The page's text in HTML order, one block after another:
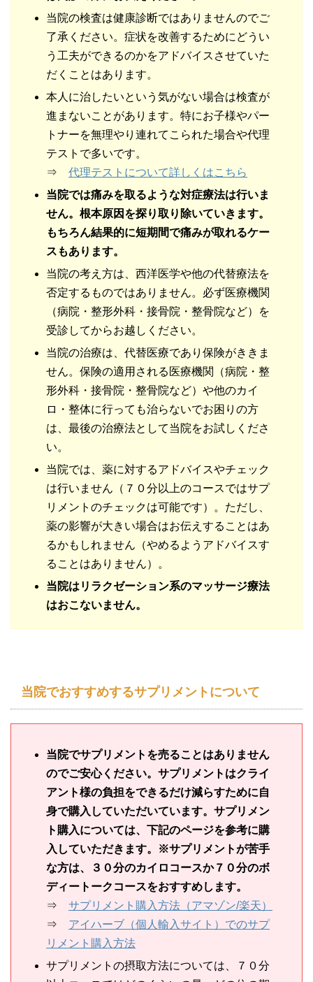
当院の検査は健康診断ではありませんのでご
了承ください。症状を改善するためにどうい
う工夫ができるのかをアドバイスさせていた
だくことはあります。
本人に治したいという気がない場合は検査が
進まないことがあります。特にお子様やパー
トナーを無理やり連れてこられた場合や代理
テストで多いです。
⇒ 代理テストについて詳しくはこちら
当院では痛みを取るような対症療法は行いま
せん。根本原因を探り取り除いていきます。
もちろん結果的に短期間で痛みが取れるケー
スもあります。
当院の考え方は、西洋医学や他の代替療法を
否定するものではありません。必ず医療機関
（病院・整形外科・接骨院・整骨院など）を
受診してからお越しください。
当院の治療は、代替医療であり保険がききま
せん。保険の適用される医療機関（病院・整
形外科・接骨院・整骨院など）や他のカイ
ロ・整体に行っても治らないでお困りの方
は、最後の治療法として当院をお試しくださ
い。
当院では、薬に対するアドバイスやチェック
は行いません（７０分以上のコースではサプ
リメントのチェックは可能です）。ただし、
薬の影響が大きい場合はお伝えすることはあ
るかもしれません（やめるようアドバイスす
ることはありません）。
当院はリラクゼーション系のマッサージ療法
はおこないません。
当院でおすすめするサプリメントについて
当院でサプリメントを売ることはありません
のでご安心ください。サプリメントはクライ
アント様の負担をできるだけ減らすために自
身で購入していただいています。サプリメン
ト購入については、下記のページを参考に購
入していただきます。※サプリメントが苦手
な方は、３０分のカイロコースか７０分のボ
ディートークコースをおすすめします。
⇒ サプリメント購入方法（アマゾン/楽天）
⇒ アイハーブ（個人輸入サイト）でのサプ
リメント購入方法
サプリメントの摂取方法については、７０分